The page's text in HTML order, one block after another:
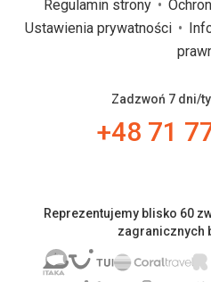
Regulamin strony
Ustawienia prywatności
Zadzwoń 7 dni/
+48 71
Reprezentujemy blisko 60
zagranicznych